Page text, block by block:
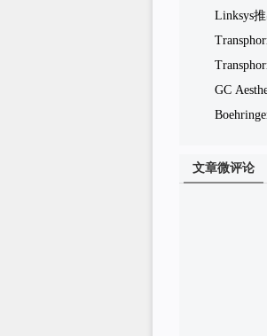
Linksys
GC
文章微评论